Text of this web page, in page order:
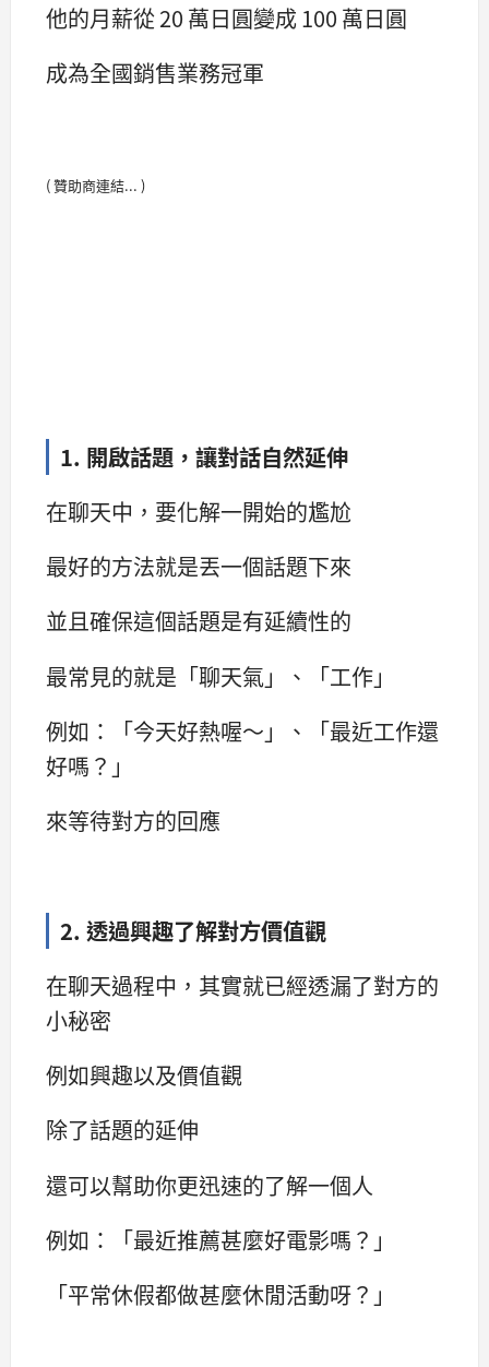
他的月薪從 20 萬日圓變成 100 萬日圓
成為全國銷售業務冠軍
( 贊助商連結... )
1. 開啟話題，讓對話自然延伸
在聊天中，要化解一開始的尷尬
最好的方法就是丟一個話題下來
並且確保這個話題是有延續性的
最常見的就是「聊天氣」、「工作」
例如：「今天好熱喔～」、「最近工作還
好嗎？」
來等待對方的回應
2. 透過興趣了解對方價值觀
在聊天過程中，其實就已經透漏了對方的
小秘密
例如興趣以及價值觀
除了話題的延伸
還可以幫助你更迅速的了解一個人
例如：「最近推薦甚麼好電影嗎？」
「平常休假都做甚麼休閒活動呀？」